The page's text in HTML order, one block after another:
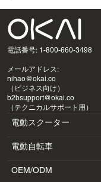
電話番号: 1-800-660-3498
メールアドレス:
nihao@okai.co
（ビジネス向け）
b2bsupport@okai.co
（テクニカルサポート用）
電動スクーター
ES400A
ES410
電動自転車
EB100B
OEM/ODM